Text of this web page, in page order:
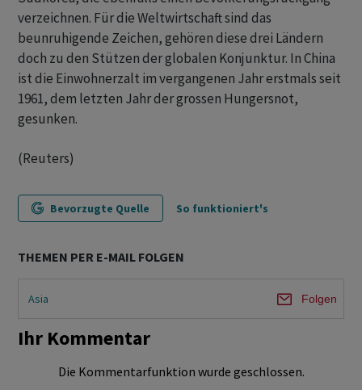
verzeichnen. Für die Weltwirtschaft sind das
beunruhigende Zeichen, gehören diese drei Ländern
doch zu den Stützen der globalen Konjunktur. In China
ist die Einwohnerzalt im vergangenen Jahr erstmals seit
1961, dem letzten Jahr der grossen Hungersnot,
gesunken.
(Reuters)
Bevorzugte Quelle So funktioniert's
THEMEN PER E-MAIL FOLGEN
Asia Folgen
Ihr Kommentar
Die Kommentarfunktion wurde geschlossen.